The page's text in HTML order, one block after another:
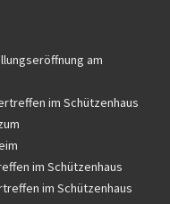
am
im Schützenhaus
im Schützenhaus
im Schützenhaus